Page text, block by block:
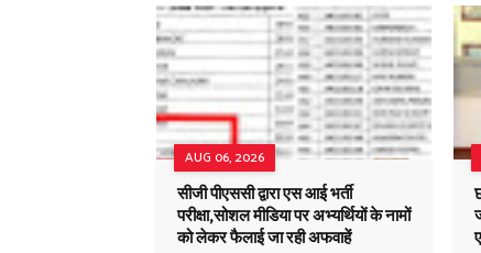
AUG 06, 2026
सीजी पीएससी द्वारा एस आई भर्ती
परीक्षा,सोशल मीडिया पर अभ्यर्थियों के नामों
को लेकर फैलाई जा रही अफवाहें